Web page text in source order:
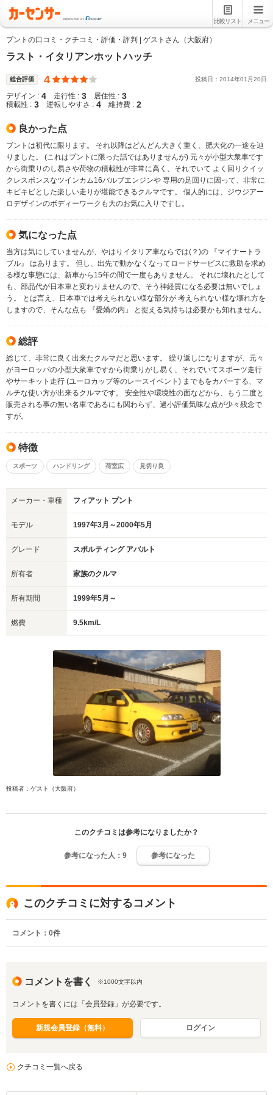
比較リスト メニュー
プントの口コミ・クチコミ・評価・評判 | ゲストさん（大阪府）
ラスト・イタリアンホットハッチ
総合評価 4 投稿日： 2014年01 月20日
デザイン : 4 走行性 : 3 居住性 : 3
積載性 : 3 運転しやすさ : 4 維持費 : 2
良かった点
ブントは初代に限ります。 それ以降はどんどん大きく重く、肥大化の一途を辿
りました。 (これはプントに限った話ではありませんが) 元々が小型大衆車です
から街乗りのし易さや荷物の積載性が非常に高く、それでいて よく回りクイッ
クレスポンスなツインカム16バルブエンジンや 専用の足回りに因って、非常に
キビキビとした楽しい走りが堪能できるクルマです。 個人的には、ジウジアー
ロデザインのボディーワークも大のお気に入りですし。
気になった点
当方は気にしていませんが、やはりイタリア車ならでは(？)の 『マイナートラ
ブル』 はあります。 但し、出先で動かなくなってロードサービスに救助を求め
る様な事態には、新車から15年の間で一度もありません。 それに壊れたとして
も、部品代が日本車と変わりませんので、そう神経質になる必要は無いでしょ
う。 とは言え、日本車では考えられない様な部分が 考えられない様な壊れ方を
しますので、そんな点も 『愛嬌の内』 と捉える気持ちは必要かも知れません。
総評
総じて、非常に良く出来たクルマだと思います。 繰り返しになりますが、元々
がヨーロッパの小型大衆車ですから街乗りがし易く、それでいてスポーツ走行
やサーキット走行 (ユーロカップ等のレースイベント) までもをカバーする、マ
ルチな使い方が出来るクルマです。 安全性や環境性の面などから、もう二度と
販売される事の無い名車であるにも関わらず、過小評価気味な点が少々残念で
すが。
特徴
スポーツ ハンドリング 荷室広 見切り良
メーカー・車種 フィアット プント
モデル 1997年3月～2000年5月
グレード スポルティング アバルト
所有者 家族のクルマ
所有期間 1999年5月～
燃費 9.5km/L
投稿者：ゲスト（大阪府）
このクチコミは参考になりましたか？
参考になった人： 9 参考になった
このクチコミに対するコメント
コメント： 0件
コメントを書く ※1000文字以内
コメントを書くには「会員登録」が必要です。
新規会員登録（無料） ログイン
クチコミ一覧へ戻る